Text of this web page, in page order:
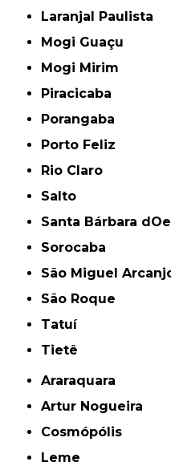
Laranjal Paulista
Mogi Guaçu
Mogi Mirim
Piracicaba
Porangaba
Porto Feliz
Rio Claro
Salto
Santa Bárbara
Sorocaba
São Miguel
São Roque
Tatuí
Tietê
Araraquara
Artur Nogueira
Cosmópólis
Leme